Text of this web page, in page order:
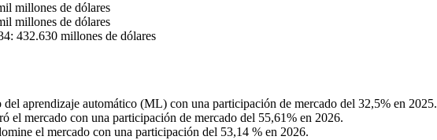
millones de dólares
millones de dólares
432.630 millones de dólares
aprendizaje automático (ML) con una participación de mercado del 32,5% en 2025.
el mercado con una participación de mercado del 55,61% en 2026.
el mercado con una participación del 53,14 % en 2026.